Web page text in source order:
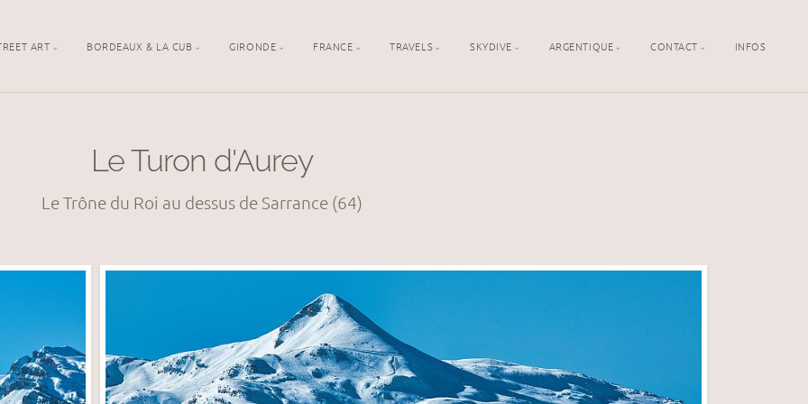
ART BORDEAUX & LA CUB GIRONDE FRANCE TRAVELS SKYDIVE ARGENTIQUE CONTACT INFOS
Le Turon d'Aurey
Le Trône du Roi au dessus de Sarrance (64)